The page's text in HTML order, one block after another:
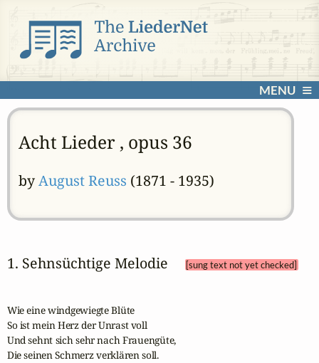
MENU
Acht Lieder , opus 36
byAugust Reuss (1871 - 1935)
1. Sehnsüchtige Melodie [sung text not yet checked]
Wie eine windgewiegte Blüte
So ist mein Herz der Unrast voll
Und sehnt sich sehr nach Frauengüte,
Die seinen Schmerz verklären soll.